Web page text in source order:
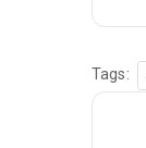
Tags: